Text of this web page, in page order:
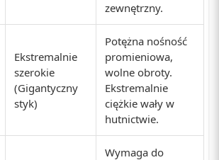
zewnętrzny.
Ekstremalnie
szerokie
(Gigantyczny
styk)
Potężna nośność
promieniowa,
wolne obroty.
Ekstremalnie
ciężkie wały w
hutnictwie.
Wymaga do